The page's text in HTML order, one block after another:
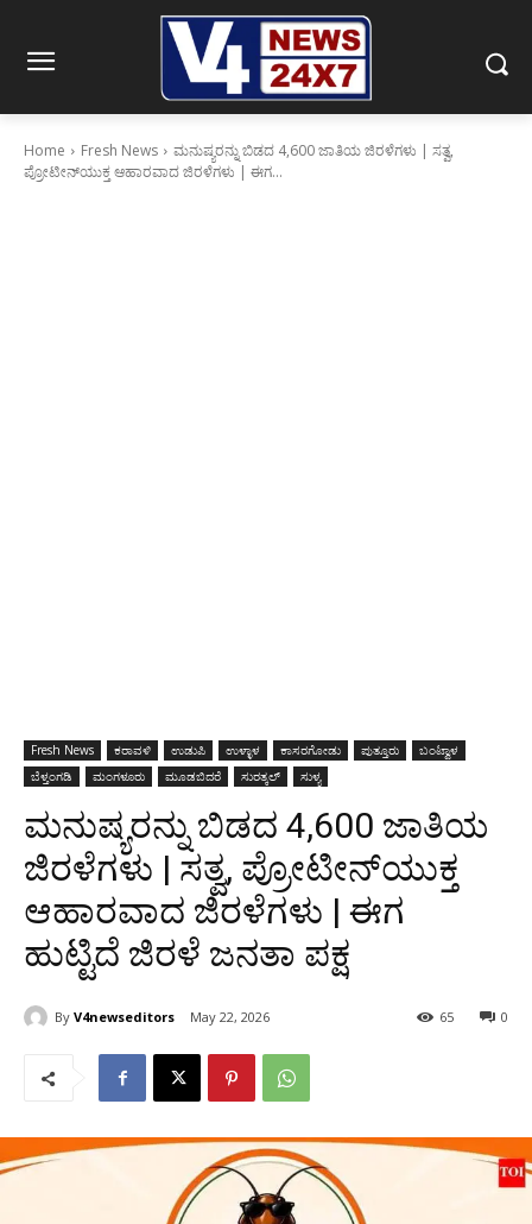
Home Fresh News
ಮನುಷ್ಯರನ್ನು ಬಿಡದ 4,600 ಜಾತಿಯ ಜಿರಳೆಗಳು | ಸತ್ವ,
ಪ್ರೋಟೀನ್‌ಯುಕ್ತ ಆಹಾರವಾದ ಜಿರಳೆಗಳು | ಈಗ...
Fresh News ಕರಾವಳಿ ಉಡುಪಿ ಉಳ್ಳಾಳ ಕಾಸರಗೋಡು ಪುತ್ತೂರು
ಬಂಟ್ವಾಳ
ಬೆಳ್ತಂಗಡಿ
ಮಂಗಳೂರು ಮೂಡಬಿದರೆ ಸುರತ್ಕಲ್ ಸುಳ್ಯ
ಮನುಷ್ಯರನ್ನು ಬಿಡದ 4,600 ಜಾತಿಯ
ಜಿರಳೆಗಳು | ಸತ್ವ, ಪ್ರೋಟೀನ್‌ಯುಕ್ತ
ಆಹಾರವಾದ ಜಿರಳೆಗಳು | ಈಗ
ಹುಟ್ಟಿದೆ ಜಿರಳೆ ಜನತಾ ಪಕ್ಷ
By V4newseditors May 22, 2026 0
65